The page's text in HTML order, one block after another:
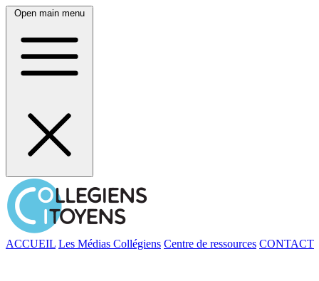
Open main menu
ACCUEIL Les Médias Collégiens Centre de ressources CONTACT